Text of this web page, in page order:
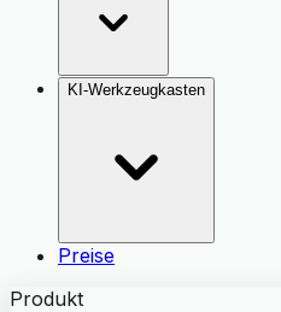
KI-Werkzeugkasten
Preise
Produkt